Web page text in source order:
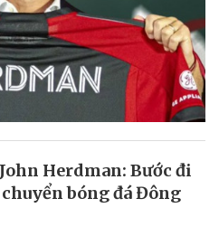
Herdman: Bước đi
bóng đá Đông